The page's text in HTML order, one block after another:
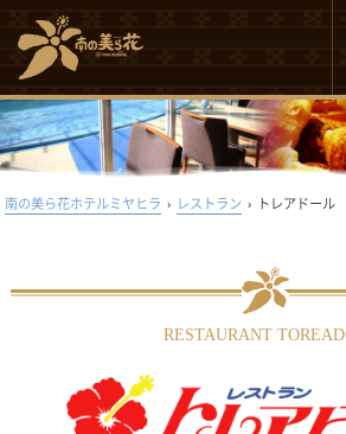
南の美ら花ホテルミヤヒラ › レストラン › トレアドール
RESTAURANT